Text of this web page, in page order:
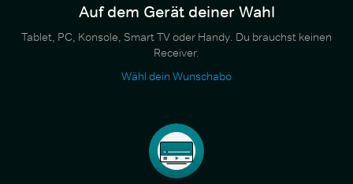
Auf dem Gerät deiner Wahl
Tablet, PC, Konsole, Smart TV oder Handy. Du brauchst keinen
Receiver.
Wähl dein Wunschabo